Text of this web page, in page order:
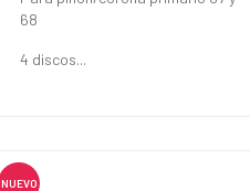
68
4 discos...
NUEVO